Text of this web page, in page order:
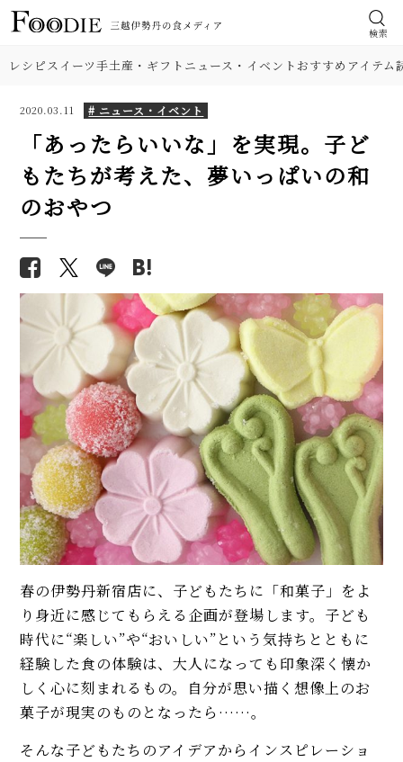
検索
レシピスイーツ手土産・ギフト ニュース・イベントおすすめアイテム
2020.03.11 # ニュース・イベント
「あったらいいな」を実現。子ど
もたちが考えた、夢いっぱいの和
のおやつ
春の伊勢丹新宿店に、子どもたちに「和菓子」をよ
り身近に感じてもらえる企画が登場します。子ども
時代に“楽しい”や“おいしい”という気持ちとともに
経験した食の体験は、大人になっても印象深く懐か
しく心に刻まれるもの。自分が思い描く想像上のお
菓子が現実のものとなったら……。
そんな子どもたちのアイデアからインスピレーショ